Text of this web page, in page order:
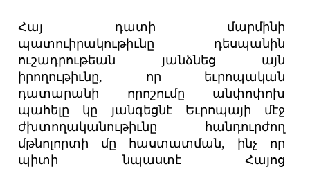
Հայ դատի մարմինի
պատուիրակութիւնը դեսպանին
ուշադրութեան յանձնեց այն
իրողութիւնը, որ եւրոպական
դատարանի որոշումը անփոփոխ
պահելը կը յանգեցնէ Եւրոպայի մէջ
ժխտողականութիւնը հանդուրժող
մթնոլորտի մը հաստատման, ինչ որ
պիտի նպաստէ Հայոց